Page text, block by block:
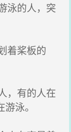
泳的人，突
着桨板的
，有的人在
泳。